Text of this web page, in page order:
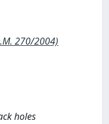
270/2004)
holes